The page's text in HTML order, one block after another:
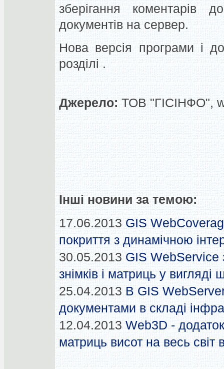
зберігання коментарів
документів на сервер.
Нова версія програми і
розділі .
Джерело: ТОВ "ГІСІНФО",
Інші новини за темою:
17.06.2013 GIS
покриття з динамічною
30.05.2013 GIS WebService
знімків і матриць у
25.04.2013 В GIS
документами в складі
12.04.2013 Web3D -
матриць висот на весь